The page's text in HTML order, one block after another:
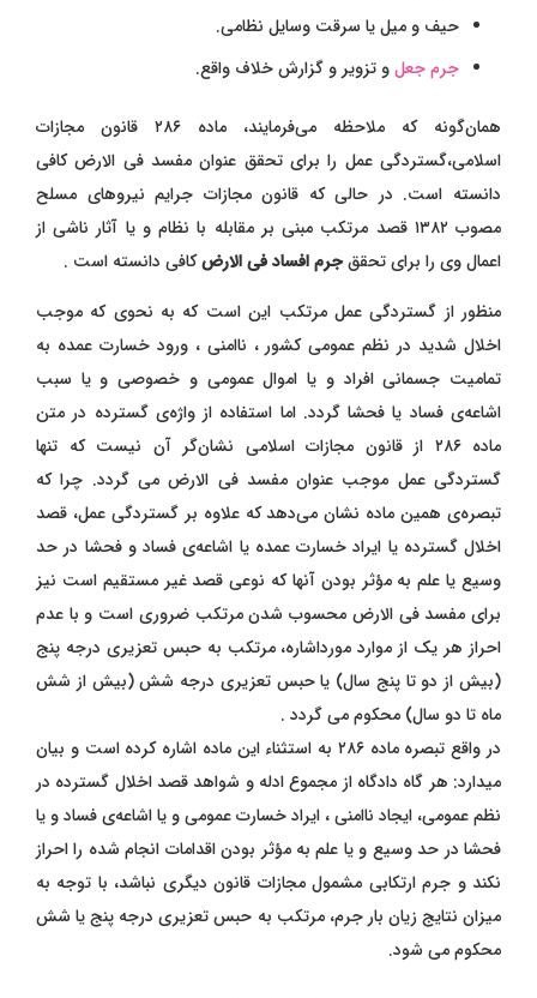
حیف و میل یا سرقت وسایل نظامی.
جرم جعلو تزویر و گزارش خلاف واقع.
همان‌گونه که ملاحظه می‌فرمایند، ماده ۲۸۶ قانون مجازات
اسلامی،گستردگی عمل را برای تحقق عنوان مفسد فی الارض کافی
دانسته است. در حالی که قانون مجازات جرایم نیروهای مسلح
مصوب ۱۳۸۲ قصد مرتکب مبنی بر مقابله با نظام و یا آثار ناشی از
اعمال وی را برای تحققجرم افساد‌ فی‌ الارضکافی دانسته است .
منظور از گستردگی عمل مرتکب این است که به نحوی که موجب
اخلال شدید در نظم عمومی کشور ، ناامنی ، ورود خسارت عمده به
تمامیت جسمانی افراد و یا اموال عمومی و خصوصی و یا سبب
اشاعه‌ی فساد یا فحشا گردد. اما استفاده از واژه‌ی گسترده در متن
ماده ۲۸۶ از قانون مجازات اسلامی نشان‌گر آن نیست که تنها
گستردگی عمل موجب عنوان مفسد فی الارض می گردد. چرا که
تبصره‌ی همین ماده نشان می‌دهد که علاوه بر گستردگی عمل، قصد
اخلال گسترده یا ایراد خسارت عمده یا اشاعه‌ی فساد و فحشا در حد
وسیع یا علم به مؤثر بودن آنها که نوعی قصد غیر مستقیم است نیز
برای مفسد فی الارض محسوب شدن مرتکب ضروری است و با عدم
احراز هر یک از موارد مورداشاره، مرتکب به حبس تعزیری درجه پنج
(بیش از دو تا پنج سال) یا حبس تعزیری درجه شش (بیش از شش
ماه تا دو سال) محکوم می گردد .
در واقع تبصره ماده ۲۸۶ به استثناء این ماده اشاره کرده است و بیان
میدارد: هر گاه دادگاه از مجموع ادله و شواهد قصد اخلال گسترده در
نظم عمومی، ایجاد ناامنی ، ایراد خسارت عمومی و یا اشاعه‌ی فساد و یا
فحشا در حد وسیع و یا علم به مؤثر بودن اقدامات انجام شده را احراز
نکند و جرم ارتکابی مشمول مجازات قانون دیگری نباشد، با توجه به
میزان نتایج زیان بار جرم، مرتکب به حبس تعزیری درجه پنج یا شش
محکوم می شود.